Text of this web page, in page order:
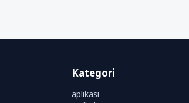
Kategori
aplikasi